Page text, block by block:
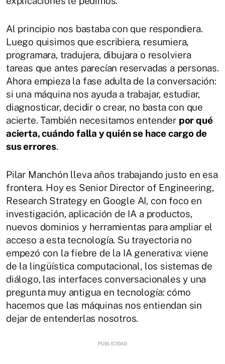
Al principio nos bastaba con que respondiera.
Luego quisimos que escribiera, resumiera,
programara, tradujera, dibujara o resolviera
tareas que antes parecían reservadas a personas.
Ahora empieza la fase adulta de la conversación:
si una máquina nos ayuda a trabajar, estudiar,
diagnosticar, decidir o crear, no basta con que
acierte. También necesitamos entender por qué
acierta, cuándo falla y quién se hace cargo de
sus errores.
Pilar Manchón lleva años trabajando justo en esa
frontera. Hoy es Senior Director of Engineering,
Research Strategy en Google AI, con foco en
investigación, aplicación de IA a productos,
nuevos dominios y herramientas para ampliar el
acceso a esta tecnología. Su trayectoria no
empezó con la fiebre de la IA generativa: viene
de la lingüística computacional, los sistemas de
diálogo, las interfaces conversacionales y una
pregunta muy antigua en tecnología: cómo
hacemos que las máquinas nos entiendan sin
dejar de entenderlas nosotros.